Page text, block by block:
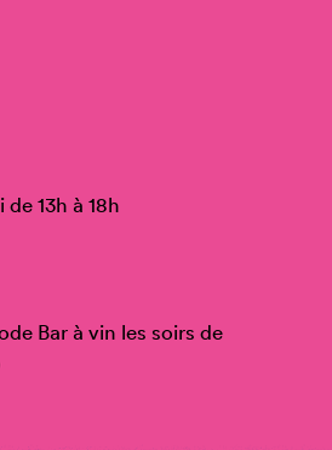
13h à 18h
Bar à vin les soirs de